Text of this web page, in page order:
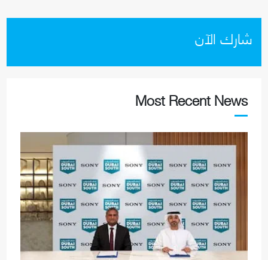
شارك الآن
Most Recent News